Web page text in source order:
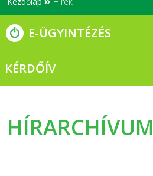
E-ÜGYINTÉZÉS
KÉRDŐÍV
HÍRARCHÍVUM